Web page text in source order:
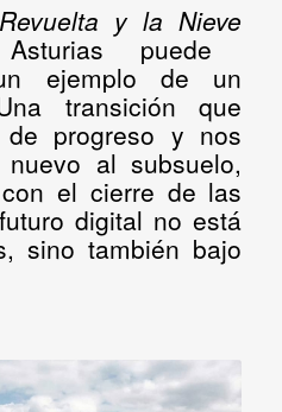
y la Nieve
puede
ejemplo de un
transición que
progreso y nos
al subsuelo,
el cierre de las
digital no está
sino también bajo